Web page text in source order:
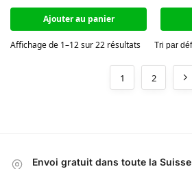
Ajouter au panier
Affichage de 1–12 sur 22 résultats
1 2
Envoi gratuit dans toute la Suisse